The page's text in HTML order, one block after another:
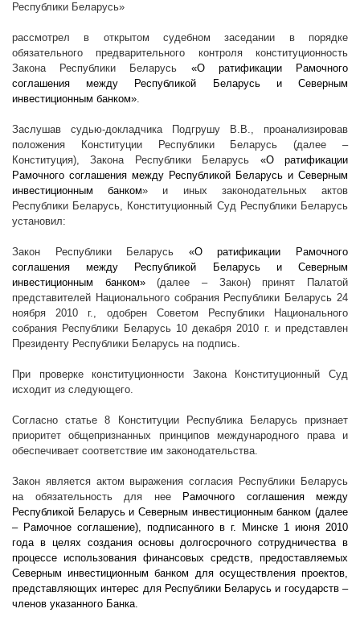
Республики Беларусь»
рассмотрел в открытом судебном заседании в порядке
обязательного предварительного контроля конституционность
Закона Республики Беларусь «О ратификации Рамочного
соглашения между Республикой Беларусь и Северным
инвестиционным банком».
Заслушав судью-докладчика Подгрушу В.В., проанализировав
положения Конституции Республики Беларусь (далее –
Конституция), Закона Республики Беларусь «О ратификации
Рамочного соглашения между Республикой Беларусь и Северным
инвестиционным банком» и иных законодательных актов
Республики Беларусь, Конституционный Суд Республики Беларусь
установил:
Закон Республики Беларусь «О ратификации Рамочного
соглашения между Республикой Беларусь и Северным
инвестиционным банком»(далее – Закон) принят Палатой
представителей Национального собрания Республики Беларусь 24
ноября2010 г., одобрен Советом Республики Национального
собрания Республики Беларусь 10 декабря2010 г. и представлен
Президенту Республики Беларусь на подпись.
При проверке конституционности Закона Конституционный Суд
исходит из следующего.
Согласно статье 8 Конституции Республика Беларусь признает
приоритет общепризнанных принципов международного права и
обеспечивает соответствие им законодательства.
Закон является актом выражения согласия Республики Беларусь
на обязательность для нее
Рамочного соглашения между
Республикой Беларусь и Северным инвестиционным банком (далее
– Рамочное соглашение), подписанного в г. Минске 1 июня 2010
года в целях создания основы долгосрочного сотрудничества в
процессе использования финансовых средств, предоставляемых
Северным инвестиционным банком для осуществления проектов,
представляющих интерес для Республики Беларусь и государств –
членов указанного Банка.